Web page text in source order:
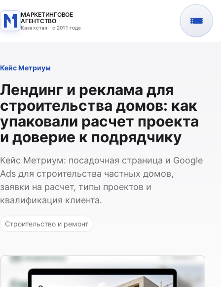
МАРКЕТИНГОВОЕ
АГЕНТСТВО
Казахстан · с 2011 года
Кейс Метриум
Лендинг и реклама для
строительства домов: как
упаковали расчет проекта
и доверие к подрядчику
Кейс Метриум: посадочная страница и Google
Ads для строительства частных домов,
заявки на расчет, типы проектов и
квалификация клиента.
Строительство и ремонт